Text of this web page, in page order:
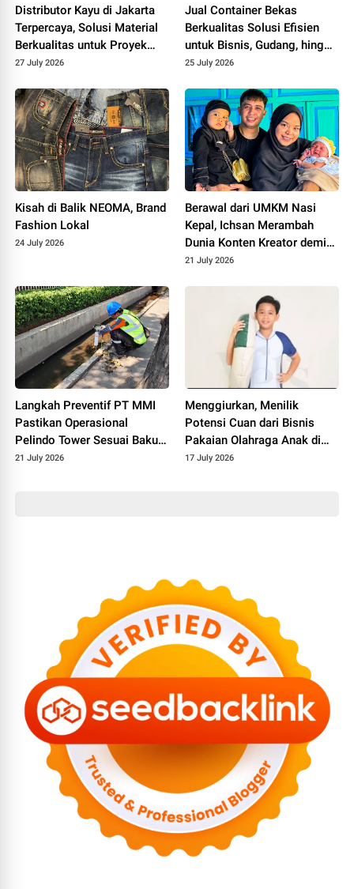
Distributor Kayu di Jakarta
Terpercaya, Solusi Material
Berkualitas untuk Proyek
Konstruksi yang Lebih
27 July 2026
Jual Container Bekas
Berkualitas Solusi Efisien
untuk Bisnis, Gudang, hingga
Proyek Konstruksi
25 July 2026
Kisah di Balik NEOMA, Brand
Fashion Lokal
24 July 2026
Berawal dari UMKM Nasi
Kepal, Ichsan Merambah
Dunia Konten Kreator demi
Keluarga
21 July 2026
Langkah Preventif PT MMI
Pastikan Operasional
Pelindo Tower Sesuai Baku
Mutu Lingkungan
21 July 2026
Menggiurkan, Menilik
Potensi Cuan dari Bisnis
Pakaian Olahraga Anak di
Pasar Digital
17 July 2026